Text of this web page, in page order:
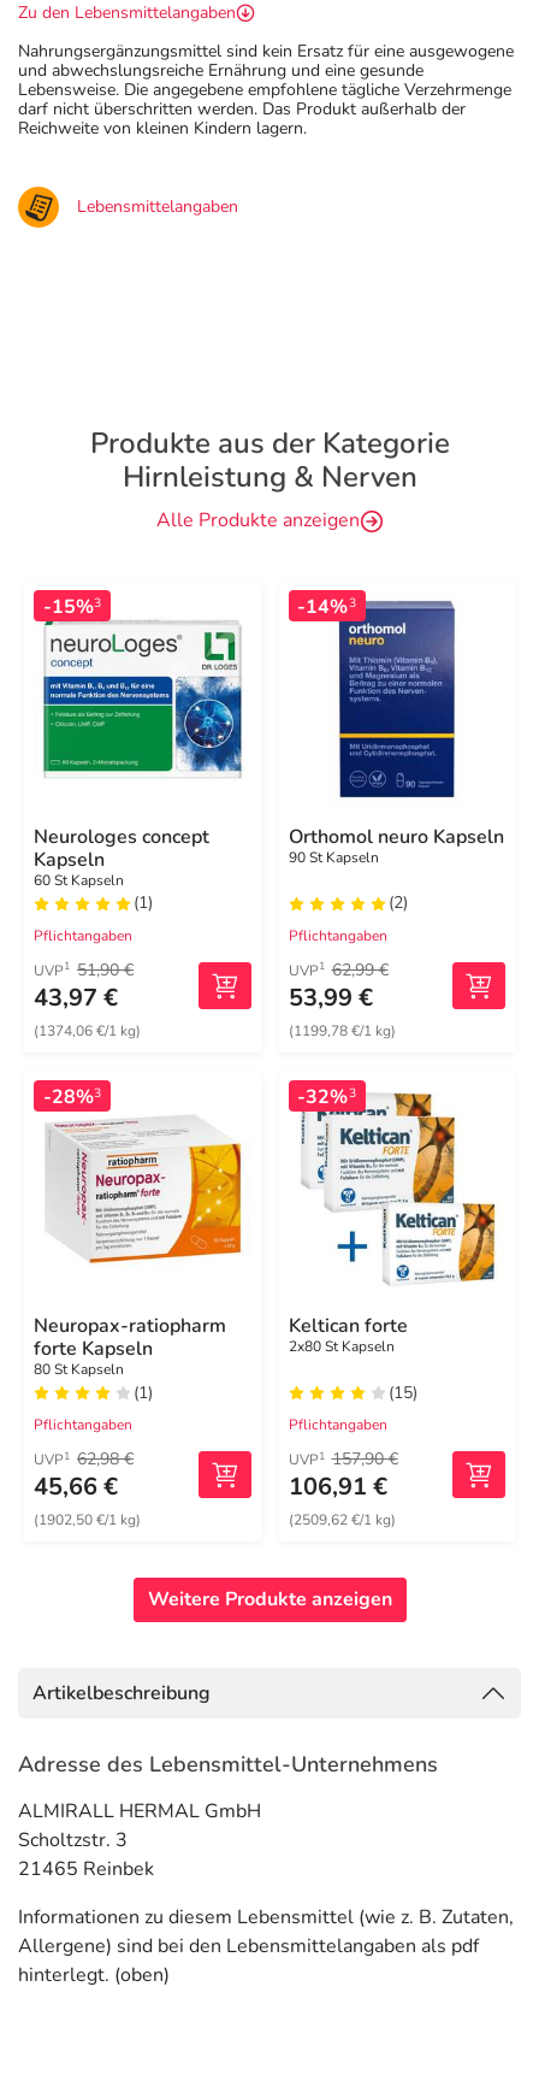
Zu den Lebensmittelangaben
Nahrungsergänzungsmittel sind kein Ersatz für eine ausgewogene
und abwechslungsreiche Ernährung und eine gesunde
Lebensweise. Die angegebene empfohlene tägliche Verzehrmenge
darf nicht überschritten werden. Das Produkt außerhalb der
Reichweite von kleinen Kindern lagern.
Lebensmittelangaben
Produkte aus der Kategorie
Hirnleistung & Nerven
Alle Produkte anzeigen
-15%3
Neurologes concept
Kapseln
60 St Kapseln
(1)
Pflichtangaben
UVP1 51,90 €
43,97 €
(1374,06 €/1 kg)
-14%3
Orthomol neuro Kapseln
90 St Kapseln
(2)
Pflichtangaben
UVP1 62,99 €
53,99 €
(1199,78 €/1 kg)
-28%3
Neuropax-ratiopharm
forte Kapseln
80 St Kapseln
(1)
Pflichtangaben
UVP1 62,98 €
45,66 €
(1902,50 €/1 kg)
-32%3
Keltican forte
2x80 St Kapseln
(15)
Pflichtangaben
UVP1 157,90 €
106,91 €
(2509,62 €/1 kg)
Weitere Produkte anzeigen
Artikelbeschreibung
Adresse des Lebensmittel-Unternehmens
ALMIRALL HERMAL GmbH
Scholtzstr. 3
21465 Reinbek
Informationen zu diesem Lebensmittel (wie z. B. Zutaten,
Allergene) sind bei den Lebensmittelangaben als pdf
hinterlegt. (oben)